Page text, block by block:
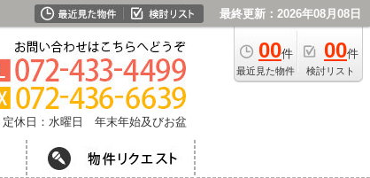
最終更新：2026年08月08日
00件
最近見た物件
00件
検討リスト
定休日：水曜日 年末年始及びお盆